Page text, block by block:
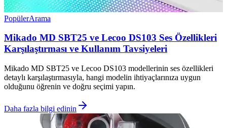
PopülerArama
Mikado MD SBT25 ve Lecoo DS103 Ses Özellikleri
Karşılaştırması ve Kullanım Tavsiyeleri
Mikado MD SBT25 ve Lecoo DS103 modellerinin ses özellikleri
detaylı karşılaştırmasıyla, hangi modelin ihtiyaçlarınıza uygun
olduğunu öğrenin ve doğru seçimi yapın.
Daha fazla bilgi edinin